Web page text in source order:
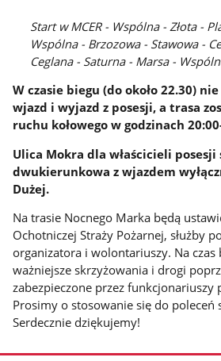
Start w MCER - Wspólna - Złota -
Wspólna - Brzozowa - Stawowa -
Ceglana - Saturna - Marsa -
W czasie biegu (do około 22.30)
wjazd i wyjazd z posesji, a trasa
ruchu kołowego w godzinach
Ulica Mokra dla właścicieli posesji
dwukierunkowa z wjazdem
Dużej.
Na trasie Nocnego Marka będą
Ochotniczej Straży Pożarnej, służby
organizatora i wolontariuszy. Na czas
ważniejsze skrzyżowania i drogi
zabezpieczone przez funkcjonariuszy
Prosimy o stosowanie się do poleceń
Serdecznie dziękujemy!